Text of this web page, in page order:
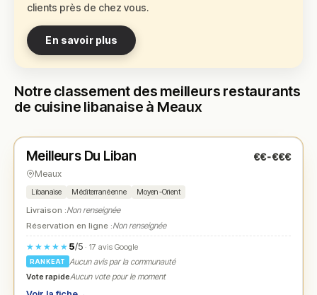
clients près de chez vous.
En savoir plus
Notre classement des meilleurs restaurants
de cuisine libanaise à Meaux
★ N° 1
Meilleurs Du Liban €€-€€€
Meaux
Libanaise Méditerranéenne Moyen-Orient
Livraison :Non renseignée
Réservation en ligne :Non renseignée
★★★★★ 5/5· 17 avis Google
RANKEAT
Aucun avis par la communauté
Vote rapideAucun vote pour le moment